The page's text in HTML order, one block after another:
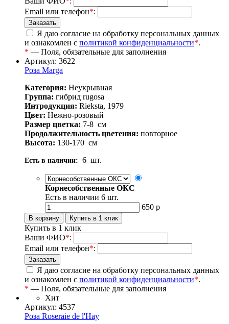
Email или телефон*:
Я даю согласие на обработку персональных данных
и ознакомлен с политикой конфиденциальности*.
* — Поля, обязательные для заполнения
Артикул: 3622
Роза Marga
Категория: Неукрывная
Группа: гибрид rugosa
Интродукция: Rieksta, 1979
Цвет: Нежно-розовый
Размер цветка: 7-8 см
Продолжительность цветения: повторное
Высота: 130-170 см
Есть в наличии: 6 шт.
Корнесобственные ОКС
Есть в наличии 6 шт.
650 р
Купить в 1 клик
Ваши ФИО*:
Email или телефон*:
Я даю согласие на обработку персональных данных
и ознакомлен с политикой конфиденциальности*.
* — Поля, обязательные для заполнения
Хит
Артикул: 4537
Роза Roseraie de l'Hay